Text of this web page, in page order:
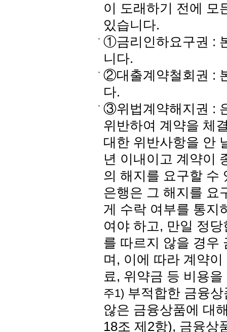
이 도래하기 전에 모
있습니다.
①금리인하요구권 :
니다.
②대출계약철회권 :
다.
③위법계약해지권 :
위반하여 계약을 체
대한 위반사항을 안
년 이내이고 계약이
의 해지를 요구할 수
은행은 그 해지를 요
게 수락 여부를 통지
여야 하고, 만일 정
를 따르지 않을 경우
며, 이에 따라 계약
료, 위약금 등 비용
주1) 부적합한 금융
않은 금융상품에 대
18조 제2항), 금융상